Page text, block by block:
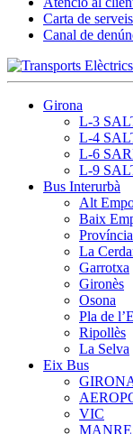
Carta de serveis
Canal de
Girona
L-3
L-4
L-6
L-9
Bus Interurbà
Alt
Baix
La
Garrotxa
Gironès
Osona
Pla de
Ripollès
La Selva
Eix Bus
VIC